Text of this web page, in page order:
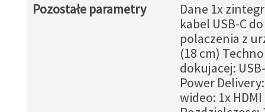
Pozostałe parametry
Dane 1x
kabel USB-C do
polaczenia z
(18 cm)
dokujacej:
Power
wideo: 1x HDMI